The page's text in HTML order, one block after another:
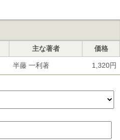
主な著者 価格
半藤 一利著 1,320円